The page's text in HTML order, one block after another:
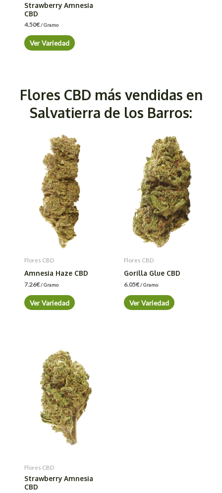
Strawberry Amnesia
CBD
4.50€/ Gramo
Ver Variedad
Flores CBD más vendidas en
Salvatierra de los Barros:
Flores CBD
Amnesia Haze CBD
7.26€/ Gramo
Ver Variedad
Flores CBD
Gorilla Glue CBD
6.05€/ Gramo
Ver Variedad
Flores CBD
Strawberry Amnesia
CBD